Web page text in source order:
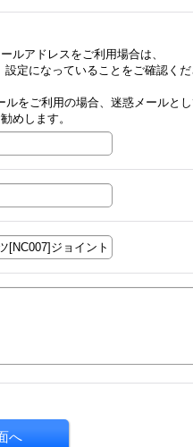
ルアドレスをご利用場合は、
設定になっていることをご確認くだ
ルをご利用の場合、迷惑メールと
めします。